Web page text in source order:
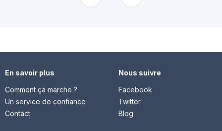
En savoir plus
Comment ça marche ?
Un service de confiance
Contact
Nous suivre
Facebook
Twitter
Blog